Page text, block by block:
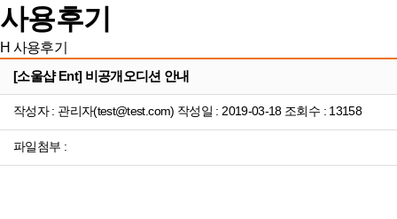
사용후기
H 사용후기
[소울샵 Ent] 비공개오디션 안내
작성자 : 관리자(test@test.com) 작성일 : 2019-03-18 조회수 : 13158
파일첨부 :